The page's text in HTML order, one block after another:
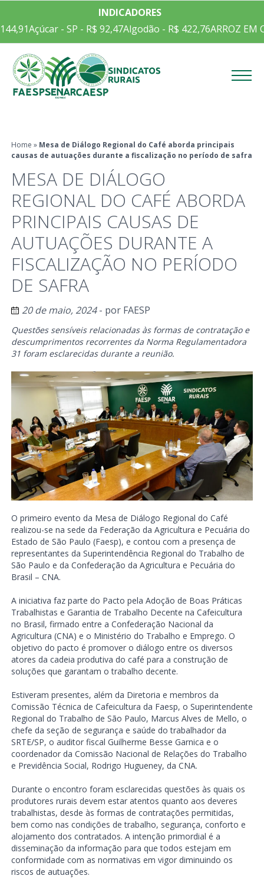
INDICADORES
- SP - R$ 92,47Algodão - R$ 422,76ARROZ EM CASCA
Home » Mesa de Diálogo Regional do Café aborda principais
causas de autuações durante a fiscalização no período de safra
MESA DE DIÁLOGO
REGIONAL DO CAFÉ ABORDA
PRINCIPAIS CAUSAS DE
AUTUAÇÕES DURANTE A
FISCALIZAÇÃO NO PERÍODO
DE SAFRA
20 de maio, 2024- por FAESP
Questões sensíveis relacionadas às formas de contratação e
descumprimentos recorrentes da Norma Regulamentadora
31 foram esclarecidas durante a reunião.
O primeiro evento da Mesa de Diálogo Regional do Café
realizou-se na sede da Federação da Agricultura e Pecuária do
Estado de São Paulo (Faesp), e contou com a presença de
representantes da Superintendência Regional do Trabalho de
São Paulo e da Confederação da Agricultura e Pecuária do
Brasil – CNA.
A iniciativa faz parte do Pacto pela Adoção de Boas Práticas
Trabalhistas e Garantia de Trabalho Decente na Cafeicultura
no Brasil, firmado entre a Confederação Nacional da
Agricultura (CNA) e o Ministério do Trabalho e Emprego. O
objetivo do pacto é promover o diálogo entre os diversos
atores da cadeia produtiva do café para a construção de
soluções que garantam o trabalho decente.
Estiveram presentes, além da Diretoria e membros da
Comissão Técnica de Cafeicultura da Faesp, o Superintendente
Regional do Trabalho de São Paulo, Marcus Alves de Mello, o
chefe da seção de segurança e saúde do trabalhador da
SRTE/SP, o auditor fiscal Guilherme Besse Garnica e o
coordenador da Comissão Nacional de Relações do Trabalho
e Previdência Social, Rodrigo Hugueney, da CNA.
Durante o encontro foram esclarecidas questões às quais os
produtores rurais devem estar atentos quanto aos deveres
trabalhistas, desde às formas de contratações permitidas,
bem como nas condições de trabalho, segurança, conforto e
alojamento dos contratados. A intenção primordial é a
disseminação da informação para que todos estejam em
conformidade com as normativas em vigor diminuindo os
riscos de autuações.